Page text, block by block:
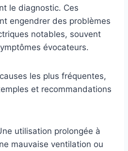
le diagnostic. Ces
engendrer des problèmes
notables, souvent
évocateurs.
les plus fréquentes,
et recommandations
utilisation prolongée à
mauvaise ventilation ou